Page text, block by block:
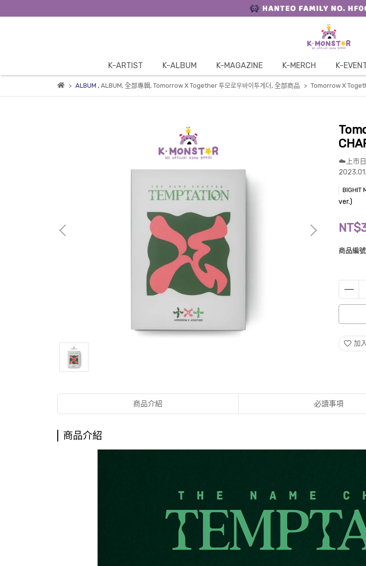
K-ARTIST K-ALBUM K-MAGAZINE K-MERCH K-
ALBUM , ALBUM, 全部專輯, Tomorrow X Together 투모로우바이투게더 , 全部商品 Tomorrow X
☁️上市
BIGHIT
ver.)
商品編
加
商品介紹 必讀事項
商品介紹